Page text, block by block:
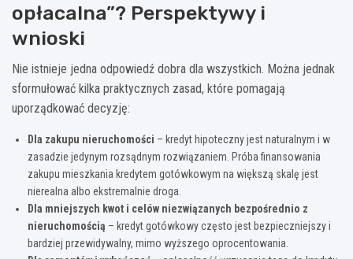
opłacalna”? Perspektywy i
wnioski
Nie istnieje jedna odpowiedź dobra dla wszystkich. Można jednak
sformułować kilka praktycznych zasad, które pomagają
uporządkować decyzję:
Dla zakupu nieruchomości – kredyt hipoteczny jest naturalnym i w
zasadzie jedynym rozsądnym rozwiązaniem. Próba finansowania
zakupu mieszkania kredytem gotówkowym na większą skalę jest
nierealna albo ekstremalnie droga.
Dla mniejszych kwot i celów niezwiązanych bezpośrednio z
nieruchomością – kredyt gotówkowy często jest bezpieczniejszy i
bardziej przewidywalny, mimo wyższego oprocentowania.